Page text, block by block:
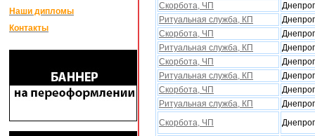
Наши дипломы
Контакты
Скорбота, ЧП
Ритуальная служба, КП
Скорбота, ЧП
Ритуальная служба, КП
Скорбота, ЧП
Ритуальная служба, КП
Скорбота, ЧП
Ритуальная служба, КП
Скорбота, ЧП